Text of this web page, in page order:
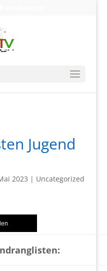
Jugend
2023 | Uncategorized